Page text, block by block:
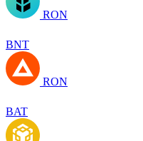
RON
BNT
RON
BAT